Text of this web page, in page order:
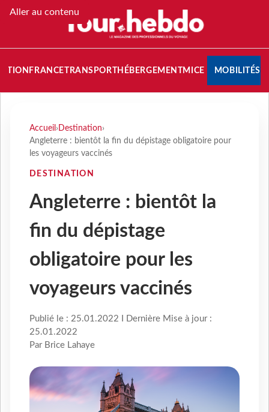
Aller au contenu
FRANCETRANSPORT HÉBERGEMENTMICE MOBILITÉS
Accueil › Destination›
Angleterre : bientôt la fin du dépistage obligatoire pour
les voyageurs vaccinés
DESTINATION
Angleterre : bientôt la
fin du dépistage
obligatoire pour les
voyageurs vaccinés
Publié le : 25.01.2022 I Dernière Mise à jour :
25.01.2022
Par Brice Lahaye